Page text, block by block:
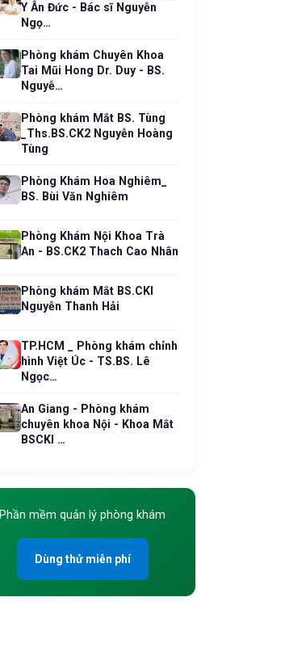
Y Ân Đức - Bác sĩ Nguyễn
Ngọ…
Phòng khám Chuyên Khoa
Tai Mũi Hong Dr. Duy - BS.
Nguyễ…
Phòng khám Mắt BS. Tùng
_Ths.BS.CK2 Nguyễn Hoàng
Tùng
Phòng Khám Hoa Nghiêm_
BS. Bùi Văn Nghiêm
Phòng Khám Nội Khoa Trà
An - BS.CK2 Thach Cao Nhân
Phòng khám Mắt BS.CKI
Nguyễn Thanh Hải
TP.HCM _ Phòng khám chỉnh
hình Việt Úc - TS.BS. Lê
Ngọc…
An Giang - Phòng khám
chuyên khoa Nội - Khoa Mắt
BSCKI …
Phần mềm quản lý phòng khám
Dùng thử miễn phí